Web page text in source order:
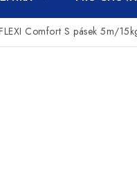
Comfort S pásek 5m/